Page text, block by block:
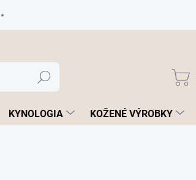
Hľadať
KYNOLOGIA KOŽENÉ VÝROBKY